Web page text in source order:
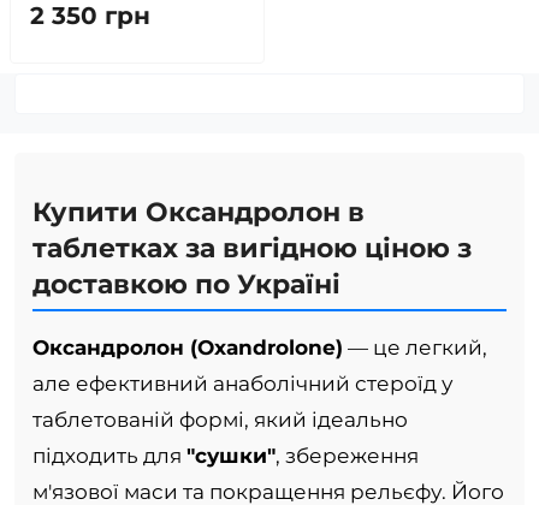
2 350 грн
Купити Оксандролон в
таблетках за вигідною ціною з
доставкою по Україні
Оксандролон (Oxandrolone) — це легкий,
але ефективний анаболічний стероїд у
таблетованій формі, який ідеально
підходить для "сушки", збереження
м'язової маси та покращення рельєфу. Його